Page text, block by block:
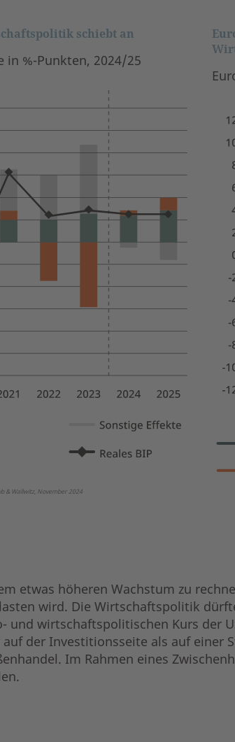
schiebt an
in %-Punkten, 2024/25
& Wallwitz, November 2024
etwas höheren Wachstum zu
wird. Die Wirtschaftspolitik
und wirtschaftspolitischen Kurs der
auf der Investitionsseite als auf
Im Rahmen eines